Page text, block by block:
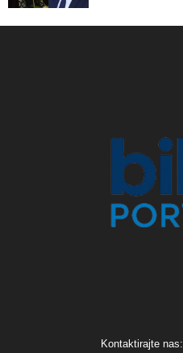
Kontaktirajte nas: